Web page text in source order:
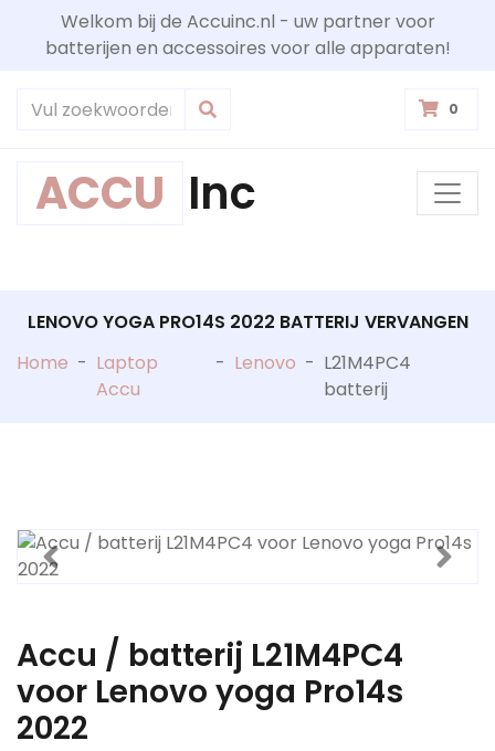
Welkom bij de Accuinc.nl - uw partner voor
batterijen en accessoires voor alle apparaten!
0
ACCU Inc
LENOVO YOGA PRO14S 2022 BATTERIJ VERVANGEN
Home - Laptop
Accu
- Lenovo - L21M4PC4
batterij
Accu / batterij L21M4PC4
voor Lenovo yoga Pro14s
2022